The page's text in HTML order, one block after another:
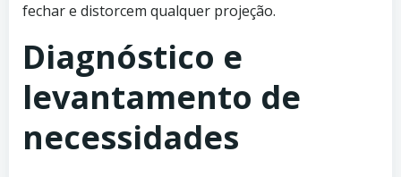
fechar e distorcem qualquer projeção.
Diagnóstico e
levantamento de
necessidades